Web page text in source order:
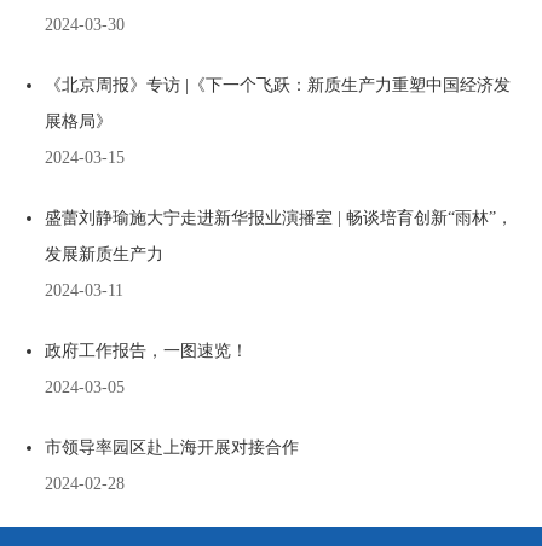
2024-03-30
《北京周报》专访 |《下一个飞跃：新质生产力重塑中国经济发
展格局》
2024-03-15
盛蕾刘静瑜施大宁走进新华报业演播室 | 畅谈培育创新“雨林”，
发展新质生产力
2024-03-11
政府工作报告，一图速览！
2024-03-05
市领导率园区赴上海开展对接合作
2024-02-28